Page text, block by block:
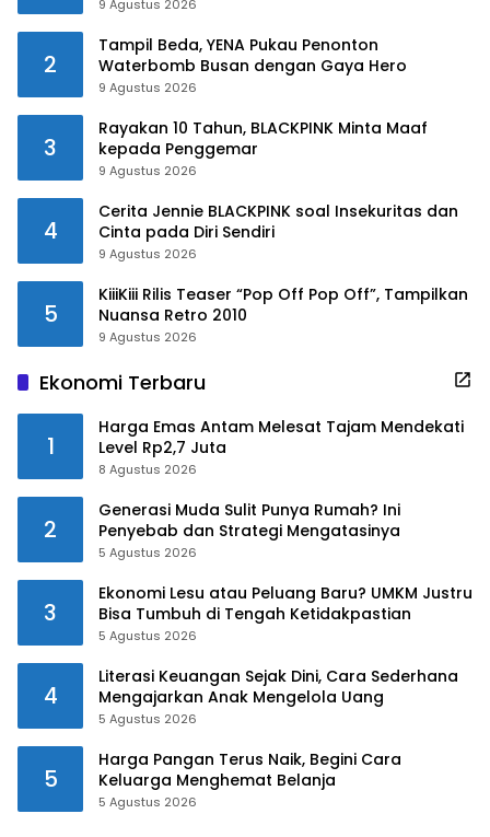
9 Agustus 2026
2
Tampil Beda, YENA Pukau Penonton
Waterbomb Busan dengan Gaya Hero
9 Agustus 2026
3
Rayakan 10 Tahun, BLACKPINK Minta Maaf
kepada Penggemar
9 Agustus 2026
4
Cerita Jennie BLACKPINK soal Insekuritas dan
Cinta pada Diri Sendiri
9 Agustus 2026
5
KiiiKiii Rilis Teaser “Pop Off Pop Off”, Tampilkan
Nuansa Retro 2010
9 Agustus 2026
Ekonomi Terbaru
1
Harga Emas Antam Melesat Tajam Mendekati
Level Rp2,7 Juta
8 Agustus 2026
2
Generasi Muda Sulit Punya Rumah? Ini
Penyebab dan Strategi Mengatasinya
5 Agustus 2026
3
Ekonomi Lesu atau Peluang Baru? UMKM Justru
Bisa Tumbuh di Tengah Ketidakpastian
5 Agustus 2026
4
Literasi Keuangan Sejak Dini, Cara Sederhana
Mengajarkan Anak Mengelola Uang
5 Agustus 2026
5
Harga Pangan Terus Naik, Begini Cara
Keluarga Menghemat Belanja
5 Agustus 2026